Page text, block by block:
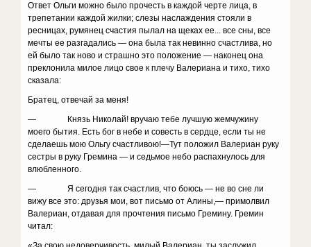
Ответ Ольги можно было прочесть в каждой черте лица, в
трепетании каждой жилки; слезы наслаждения стояли в
ресницах, румянец счастия пылал на щеках ее... все сны, все
мечты ее разгадались — она была так невинно счастлива, но
ей было так ново и страшно это положение — наконец она
преклонила милое лицо свое к плечу Валериана и тихо, тихо
сказала:
Братец, отвечай за меня!­
— Князь Николай! вручаю тебе лучшую жемчужину
моего бытия. Есть бог в небе и совесть в сердце, если ты не
сделаешь мою Ольгу счастливою!—Тут положил Валериан руку
сестры в руку Гремина — и седьмое небо распахнулось для
влюбленного.
— Я сегодня так счастлив, что боюсь — не во сне ли
вижу все это: друзья мои, вот письмо от Алины,— примолвил
Валериан, отдавая для прочтения письмо Гремину. Гремин
читал: